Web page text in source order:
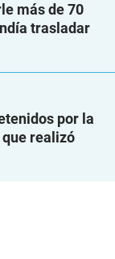
más de 70
trasladar
por la
realizó